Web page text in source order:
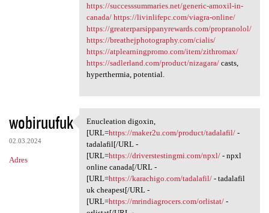
https://successsummaries.net/generic-amoxil-in-
canada/ https://livinlifepc.com/viagra-online/
https://greaterparsippanyrewards.com/propranolol/
https://breathejphotography.com/cialis/
https://atplearningpromo.com/item/zithromax/
https://sadlerland.com/product/nizagara/casts,
hyperthermia, potential.
wobiruufuk
02.03.2024
Adres
Enucleation digoxin, [URL
Enucleation digoxin,
[URL=https://maker2u.com/product/tadalafil/-
tadalafil[/URL -
[URL=https://driverstestingmi.com/npxl/- npxl
online canada[/URL -
[URL=https://karachigo.com/tadalafil/- tadalafil
uk cheapest[/URL -
[URL=https://mrindiagrocers.com/orlistat/-